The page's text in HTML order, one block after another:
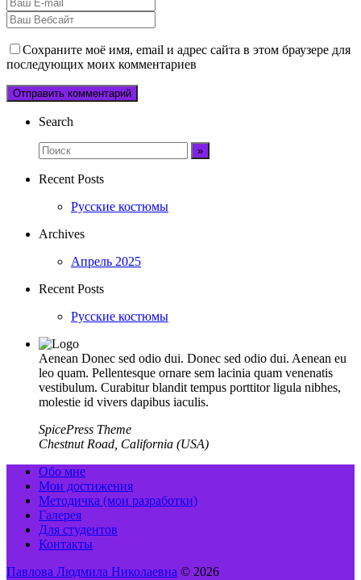
Сохраните моё имя, email и адрес сайта в этом браузере для
последующих моих комментариев
Search
Recent Posts
Русские костюмы
Archives
Апрель 2025
Recent Posts
Русские костюмы
Aenean Donec sed odio dui. Donec sed odio dui. Aenean eu
leo quam. Pellentesque ornare sem lacinia quam venenatis
vestibulum. Curabitur blandit tempus porttitor ligula nibhes,
molestie id vivers dapibus iaculis.
SpicePress Theme
Chestnut Road, California (USA)
Обо мне
Мои достижения
Методичка (мои разработки)
Галерея
Для студентов
Контакты
Павлова Людмила Николаевна © 2026